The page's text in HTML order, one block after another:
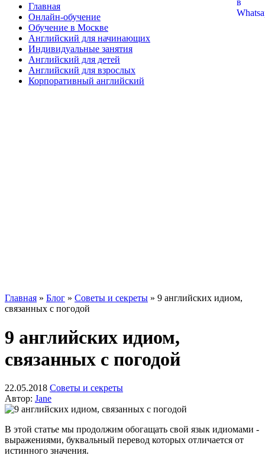
Главная
Онлайн-обучение
Обучение в Москве
Английский для начинающих
Индивидуальные занятия
Английский для детей
Английский для взрослых
Корпоративный английский
Главная » Блог » Советы и секреты » 9 английских идиом,
связанных с погодой
9 английских идиом,
связанных с погодой
22.05.2018 Советы и секреты
Автор: Jane
В этой статье мы продолжим обогащать свой язык идиомами -
выражениями, буквальный перевод которых отличается от
истинного значения.